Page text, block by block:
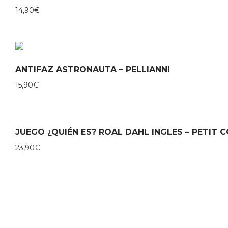
14,90€
ANTIFAZ ASTRONAUTA – PELLIANNI
15,90€
JUEGO ¿QUIÉN ES? ROAL DAHL INGLES – PETIT
23,90€